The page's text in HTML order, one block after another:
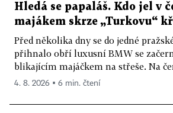
Hledá se papaláš. Kdo jel v
majákem skrze „Turkovu“
Před několika dny se do jedné
přihnalo obří luxusní BMW se
blikajícím majáčkem na střeše. Na
4. 8. 2026 ▪ 6 min. čtení